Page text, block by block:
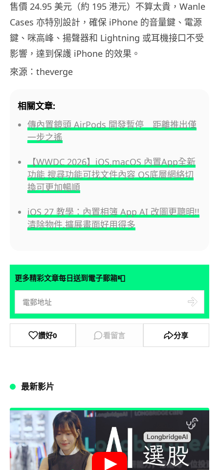
售價 24.95 美元（約 195 港元）不算太貴，Wanle
Cases 亦特別設計，確保 iPhone 的音量鍵、電源
鍵、咪高峰、揚聲器和 Lightning 或耳機接口不受
影響，達到保護 iPhone 的效果。
來源：theverge
相關文章:
傳內置鏡頭 AirPods 開發暫停 距離推出僅
一步之遙
【WWDC 2026】iOS,macOS 內置App全新
功能 搜尋功能可找文件內容 OS底層網絡切
換可更加暢順
iOS 27 教學：內置相簿 App AI 改圖更聰明!!
清除物件,擴展畫面好用得多
更多精彩文章每日送到電子郵箱📮
讚好0 看留言 分享
最新影片